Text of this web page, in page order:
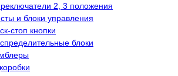
2, 3 положения
и блоки управления
стоп кнопки
блоки